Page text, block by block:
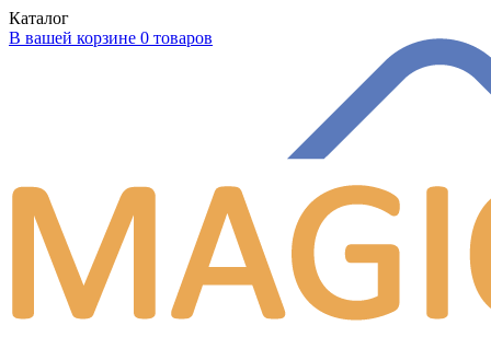
Каталог
В вашей корзине 0 товаров